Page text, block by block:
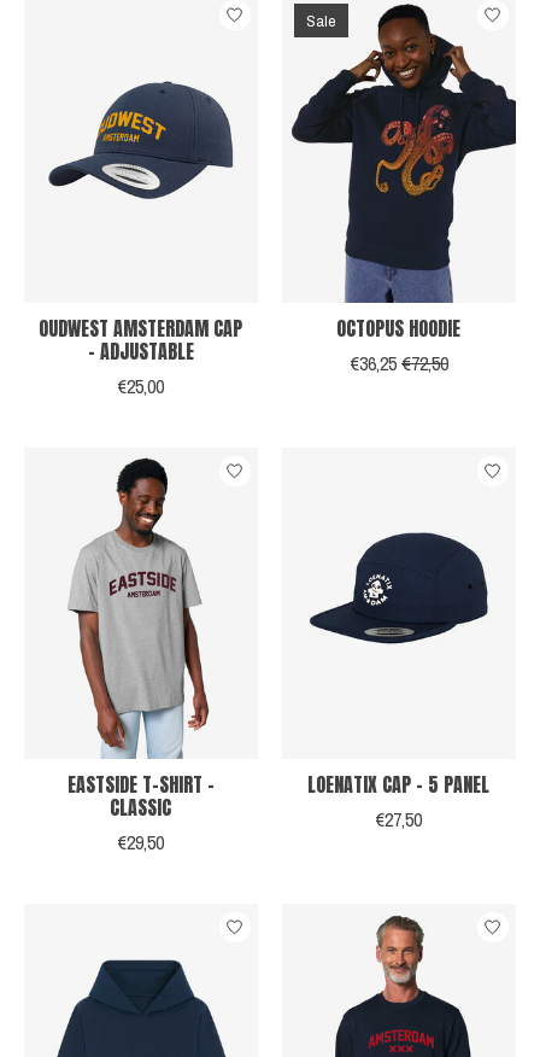
OUDWEST AMSTERDAM CAP
- ADJUSTABLE
€25,00
Sale
OCTOPUS HOODIE
€36,25€72,50
EASTSIDE T-SHIRT -
CLASSIC
€29,50
LOENATIX CAP - 5 PANEL
€27,50